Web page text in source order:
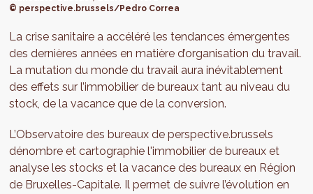
© perspective.brussels/Pedro Correa
La crise sanitaire a accéléré les tendances émergentes
des dernières années en matière d’organisation du travail.
La mutation du monde du travail aura inévitablement
des effets sur l’immobilier de bureaux tant au niveau du
stock, de la vacance que de la conversion.
L’Observatoire des bureaux de perspective.brussels
dénombre et cartographie l'immobilier de bureaux et
analyse les stocks et la vacance des bureaux en Région
de Bruxelles-Capitale. Il permet de suivre l’évolution en